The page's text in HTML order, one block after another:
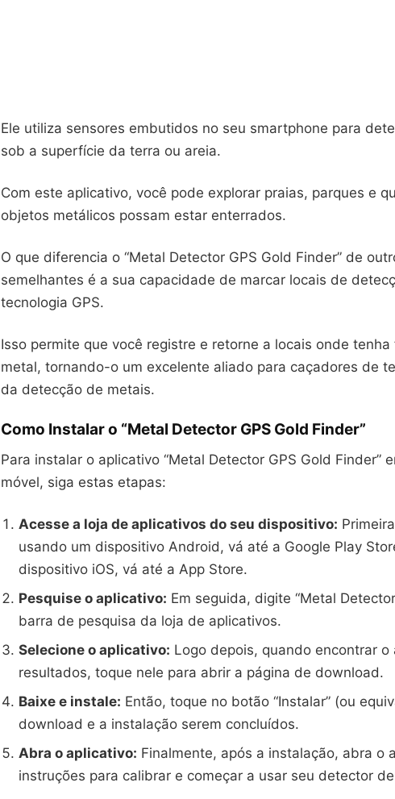
Ele utiliza sensores embutidos no seu smartphone para
sob a superfície da terra ou areia.
Com este aplicativo, você pode explorar praias, parques e
objetos metálicos possam estar enterrados.
O que diferencia o “Metal Detector GPS Gold Finder” de
semelhantes é a sua capacidade de marcar locais de
tecnologia GPS.
Isso permite que você registre e retorne a locais onde
metal, tornando-o um excelente aliado para caçadores de
da detecção de metais.
Como Instalar o “Metal Detector GPS Gold Finder”
Para instalar o aplicativo “Metal Detector GPS Gold Finder”
móvel, siga estas etapas:
Acesse a loja de aplicativos do seu dispositivo:
usando um dispositivo Android, vá até a Google Play
dispositivo iOS, vá até a App Store.
Pesquise o aplicativo: Em seguida, digite “Metal
barra de pesquisa da loja de aplicativos.
Selecione o aplicativo: Logo depois, quando encontrar
resultados, toque nele para abrir a página de download.
Baixe e instale: Então, toque no botão “Instalar” (ou
download e a instalação serem concluídos.
Abra o aplicativo: Finalmente, após a instalação, abra o
instruções para calibrar e começar a usar seu detector